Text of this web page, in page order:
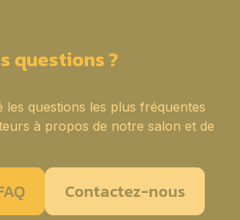
questions ?
questions les plus fréquentes
à propos de notre salon et de
Contactez-nous